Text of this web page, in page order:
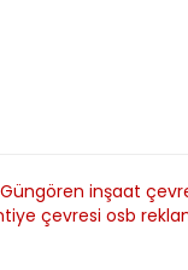
Güngören inşaat
çevresi osb